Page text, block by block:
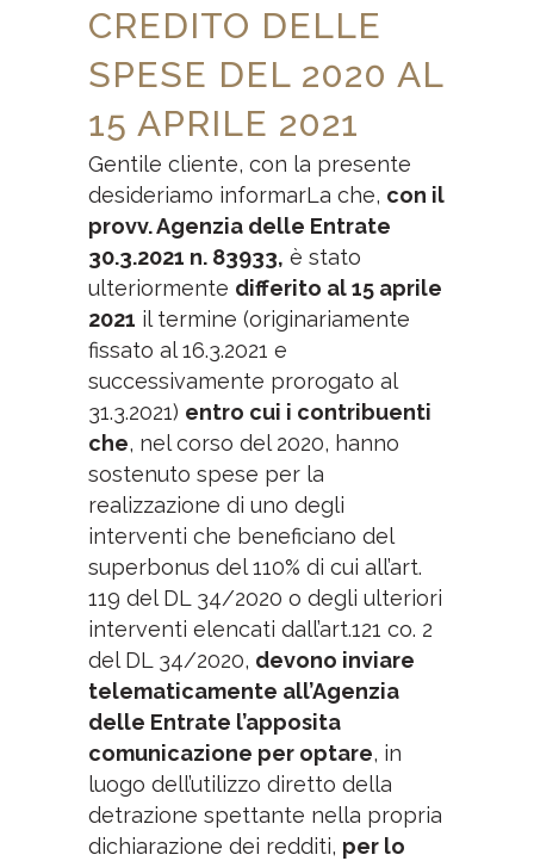
CREDITO DELLE
SPESE DEL 2020 AL
15 APRILE 2021
Gentile cliente, con la presente
desideriamo informarLa che, con il
provv. Agenzia delle Entrate
30.3.2021 n. 83933, è stato
ulteriormente differito al 15 aprile
2021 il termine (originariamente
fissato al 16.3.2021 e
successivamente prorogato al
31.3.2021) entro cui i contribuenti
che, nel corso del 2020, hanno
sostenuto spese per la
realizzazione di uno degli
interventi che beneficiano del
superbonus del 110% di cui all’art.
119 del DL 34/2020 o degli ulteriori
interventi elencati dall’art.121 co. 2
del DL 34/2020, devono inviare
telematicamente all’Agenzia
delle Entrate l’apposita
comunicazione per optare, in
luogo dell’utilizzo diretto della
detrazione spettante nella propria
dichiarazione dei redditi, per lo